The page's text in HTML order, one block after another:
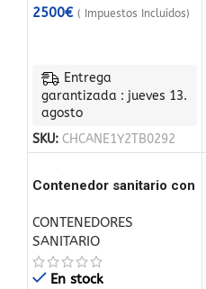
2500€ ( Impuestos Incluidos)
Entrega
garantizada : jueves 13.
agosto
SKU: CHCANE1Y2TB0292
Contenedor sanitario con
CONTENEDORES
SANITARIO
En stock